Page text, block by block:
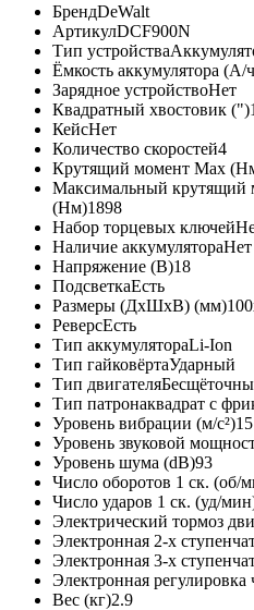
БрендDeWalt
АртикулDCF900N
Тип устройства
Ёмкость аккумулятора (А/
Зарядное устройствоНет
Квадратный хвостовик (")
КейсНет
Количество скоростей4
Крутящий момент Max
Максимальный крутящий
(Нм)1898
Набор торцевых ключей
Наличие аккумулятораНет
Напряжение (В)18
ПодсветкаЕсть
Размеры (ДxШxВ) (мм)
РеверсЕсть
Тип аккумулятораLi-Ion
Тип гайковёртаУдарный
Тип двигателя
Тип патронаквадрат с
Уровень вибрации (м/с²)15
Уровень звуковой
Уровень шума (dB)93
Число оборотов 1 ск. (об/
Число ударов 1 ск. (уд/
Электрический тормоз
Электронная 2-х
Электронная 3-х
Электронная регулировка
Вес (кг)2.9